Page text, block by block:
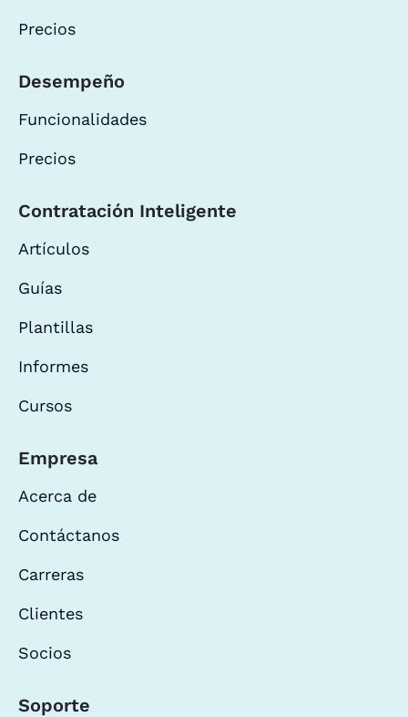
Precios
Desempeño
Funcionalidades
Precios
Contratación Inteligente
Artículos
Guías
Plantillas
Informes
Cursos
Empresa
Acerca de
Contáctanos
Carreras
Clientes
Socios
Soporte